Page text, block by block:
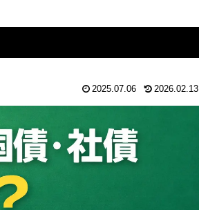
2025.07.06 2026.02.13